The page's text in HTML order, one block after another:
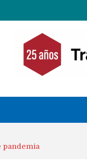
pandemia